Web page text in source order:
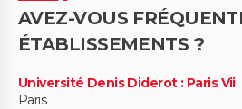
AVEZ-VOUS
ÉTABLISSEMENTS ?
Université Denis Diderot : Paris Vii
Paris